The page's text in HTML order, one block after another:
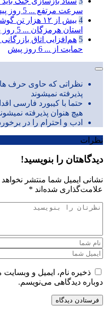
سرعت مرتفع ... 5 روز پیش
4
بیش از ۱۲
استان هرمزگان ... 5 روز پیش
5 هم‌افزایی اتاق
حمایت از ... 6 روز پیش
نظراتی که حاوی حرف
پذیرفته نمیشوند
حتما با کیبورد فارسی
هیچ هنوان پذیرفته
ادب و احترام را در
نظرات
دیدگاهتان را بنویسید!
نشانی ایمیل شما منتشر
علامت‌گذاری شده‌اند *
ذخیره نام، ایمیل و
دوباره دیدگاهی می‌نویسم.